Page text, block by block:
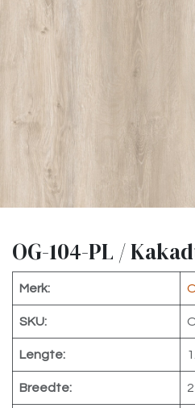
OG-104-PL /
Merk:
SKU:
Lengte:
Breedte: